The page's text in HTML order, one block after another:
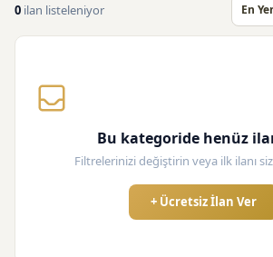
0 ilan listeleniyor
Bu kategoride henüz
Filtrelerinizi değiştirin veya ilk ilanı
+ Ücretsiz İlan Ver